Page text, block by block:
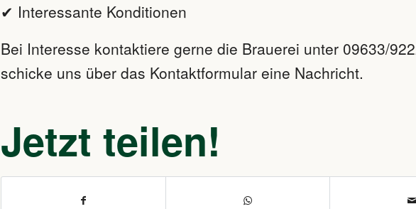
✔ Interessante Konditionen
Bei Interesse kontaktiere gerne die Brauerei unter 09633/
schicke uns über das Kontaktformular eine Nachricht.
Jetzt teilen!